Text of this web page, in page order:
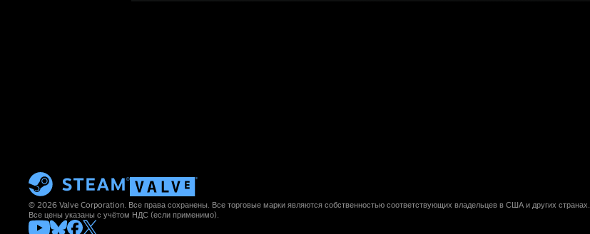
© 2026 Valve Corporation. Все права сохранены. Все торговые марки являются собственностью соответствующих владельцев в США и других странах.
Все цены указаны с учётом НДС (если применимо).